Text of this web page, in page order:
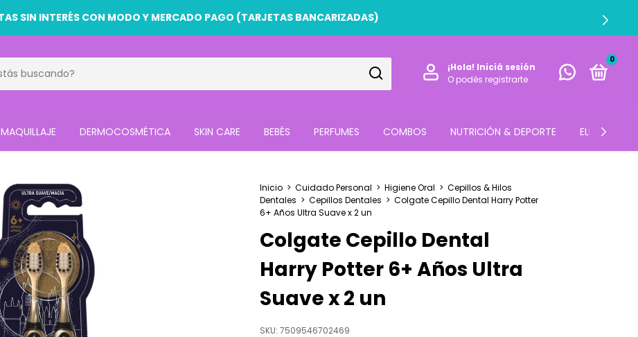
HASTA 50% OFF EN ARTÍCULOS SELECCIONADOS
¡Hola! Iniciá sesión
O podés registrarte
0
MAQUILLAJE DERMOCOSMÉTICA SKIN CARE BEBÉS PERFUMES COMBOS NUTRICIÓN & DEPORTE ELECTRO
Inicio > Cuidado Personal > Higiene Oral > Cepillos & Hilos
Dentales > Cepillos Dentales > Colgate Cepillo Dental Harry Potter
6+ Años Ultra Suave x 2 un
Colgate Cepillo Dental
Harry Potter 6+ Años Ultra
Suave x 2 un
SKU: 7509546702469